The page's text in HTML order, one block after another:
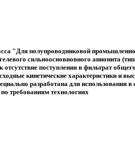
полупроводниковой
сильноосновновного анионита
поступления в фильтрат
кинетические характеристики и
разработана для
требованиям технологиях